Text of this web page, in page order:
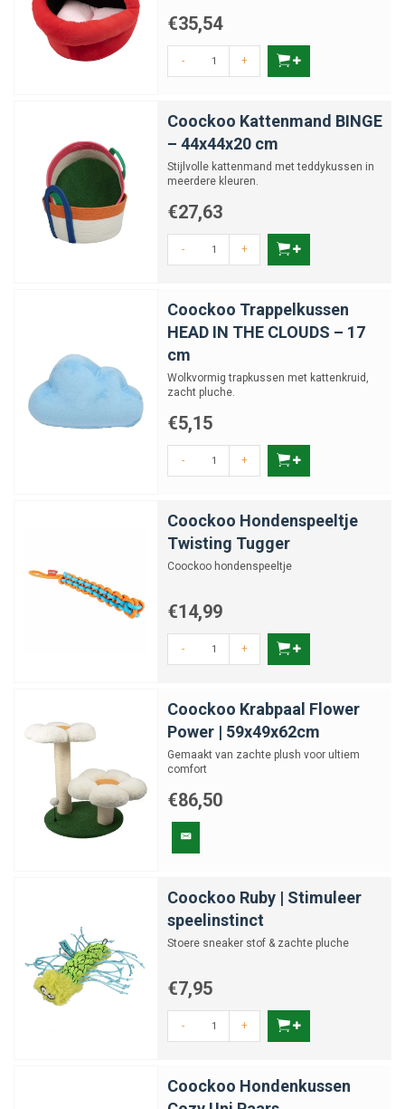
€35,54
- +
Coockoo Kattenmand BINGE
– 44x44x20 cm
Stijlvolle kattenmand met teddykussen in
meerdere kleuren.
€27,63
- +
Coockoo Trappelkussen
HEAD IN THE CLOUDS – 17
cm
Wolkvormig trapkussen met kattenkruid,
zacht pluche.
€5,15
- +
Coockoo Hondenspeeltje
Twisting Tugger
Coockoo hondenspeeltje
€14,99
- +
Coockoo Krabpaal Flower
Power | 59x49x62cm
Gemaakt van zachte plush voor ultiem
comfort
€86,50
Coockoo Ruby | Stimuleer
speelinstinct
Stoere sneaker stof & zachte pluche
€7,95
- +
Coockoo Hondenkussen